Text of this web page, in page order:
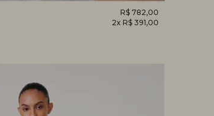
R$ 782,00
2x R$ 391,00